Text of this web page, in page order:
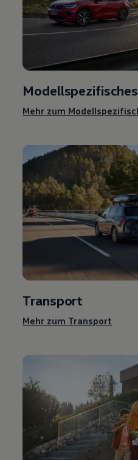
Modellspezifisches
Mehr zum
Transport
Mehr zum Transport